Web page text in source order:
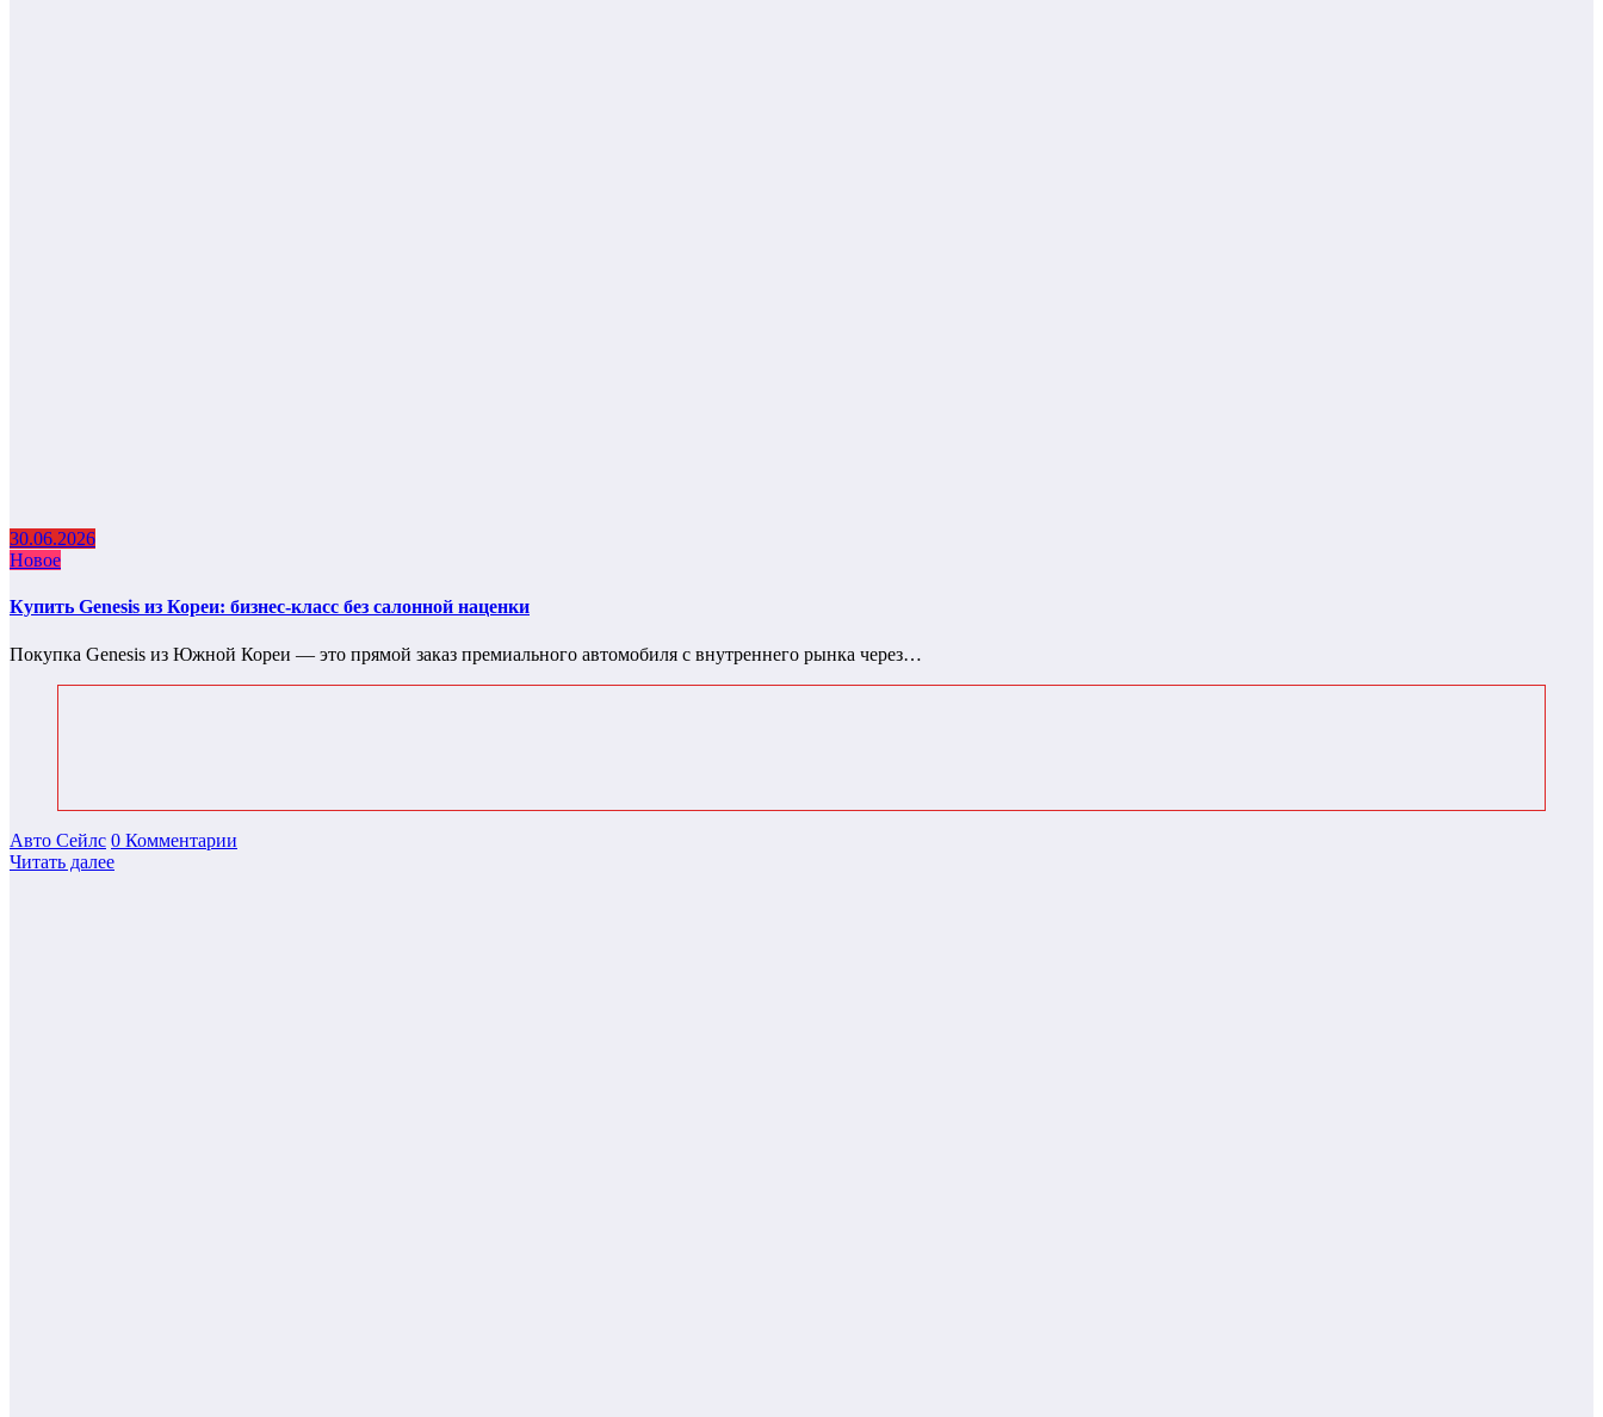
30.06.2026
Новое
Купить Genesis из Кореи: бизнес-класс без салонной наценки
Покупка Genesis из Южной Кореи — это прямой заказ премиального автомобиля с внутреннего рынка через…
Авто Сейлс 0 Комментарии
Читать далее